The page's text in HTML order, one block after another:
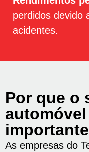
perdidos devido
acidentes.
Por que o
As empresas do